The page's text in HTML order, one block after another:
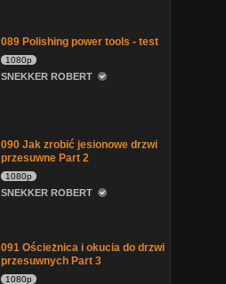
089 Polishing power tools - test
1080p
SNEKKER ROBERT
090 Jak zrobić jesionowe drzwi
przesuwne Part 2
1080p
SNEKKER ROBERT
091 Ościeżnica i okucia do drzwi
przesuwnych Part 3
1080p